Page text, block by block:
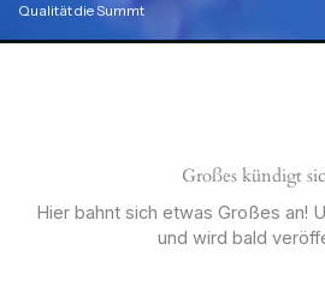
Qualität die Summt
Großes kündigt
Hier bahnt sich etwas Großes an!
und wird bald